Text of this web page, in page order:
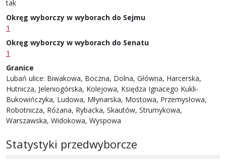
tak
Okręg wyborczy w wyborach do Sejmu
1
Okręg wyborczy w wyborach do Senatu
1
Granice
Lubań ulice: Biwakowa, Boczna, Dolna, Główna, Harcerska,
Hutnicza, Jeleniogórska, Kolejowa, Księdza Ignacego Kukli-
Bukowińczyka, Ludowa, Młynarska, Mostowa, Przemysłowa,
Robotnicza, Różana, Rybacka, Skautów, Strumykowa,
Warszawska, Widokowa, Wyspowa
Statystyki przedwyborcze